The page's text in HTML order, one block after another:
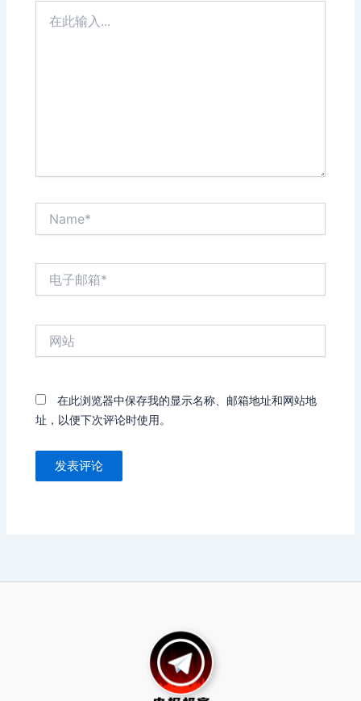
在此浏览器中保存我的显示名称、邮箱地址和网站地
址，以便下次评论时使用。